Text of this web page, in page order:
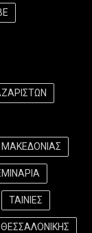
ΜΑΚΕΔΟΝΙΑΣ
ΤΑΙΝΙΕΣ